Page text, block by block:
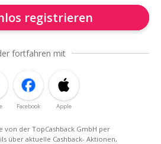
registrieren
fortfahren mit
Facebook Apple
von der TopCashback GmbH per
über aktuelle Cashback- Aktionen,